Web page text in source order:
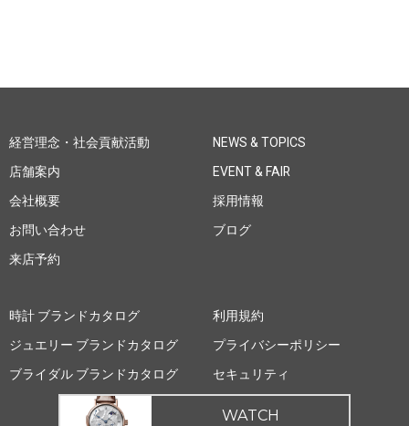
経営理念・社会貢献活動
店舗案内
会社概要
お問い合わせ
来店予約
NEWS & TOPICS
EVENT & FAIR
採用情報
ブログ
時計 ブランドカタログ
ジュエリー ブランドカタログ
ブライダル ブランドカタログ
利用規約
プライバシーポリシー
セキュリティ
WATCH